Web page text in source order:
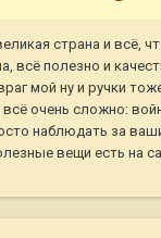
страна и всё,
всё полезно и
мой ну и ручки
всё очень сложно:
наблюдать за
вещи есть на